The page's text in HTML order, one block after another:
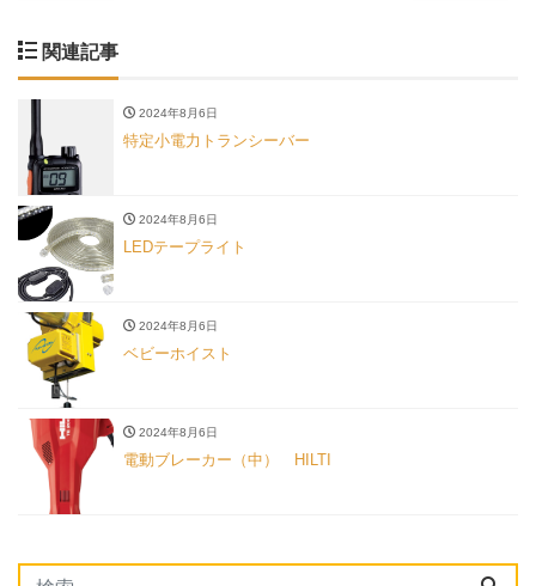
関連記事
2024年8月6日
特定小電力トランシーバー
2024年8月6日
LEDテープライト
2024年8月6日
ベビーホイスト
2024年8月6日
電動ブレーカー（中） HILTI